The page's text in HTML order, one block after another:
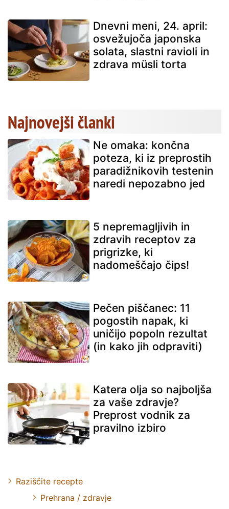
Dnevni meni, 24. april:
osvežujoča japonska
solata, slastni ravioli in
zdrava müsli torta
Najnovejši članki
Ne omaka: končna
poteza, ki iz preprostih
paradižnikovih testenin
naredi nepozabno jed
5 nepremagljivih in
zdravih receptov za
prigrizke, ki
nadomeščajo čips!
Pečen piščanec: 11
pogostih napak, ki
uničijo popoln rezultat
(in kako jih odpraviti)
Katera olja so najboljša
za vaše zdravje?
Preprost vodnik za
pravilno izbiro
Raziščite recepte
Prehrana / zdravje